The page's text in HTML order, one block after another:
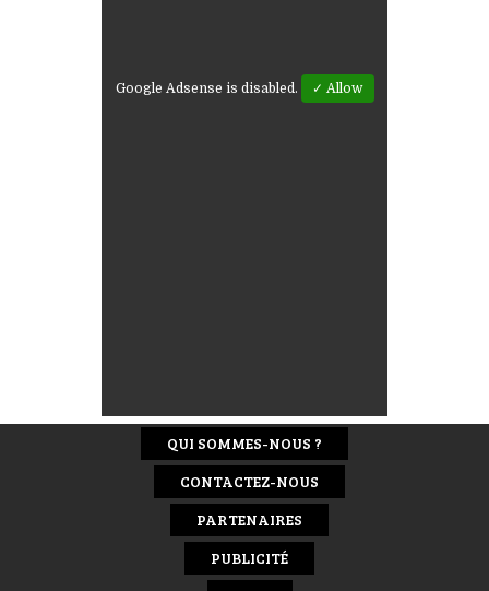
Google Adsense is disabled. ✓ Allow
QUI SOMMES-NOUS ?
CONTACTEZ-NOUS
PARTENAIRES
PUBLICITÉ